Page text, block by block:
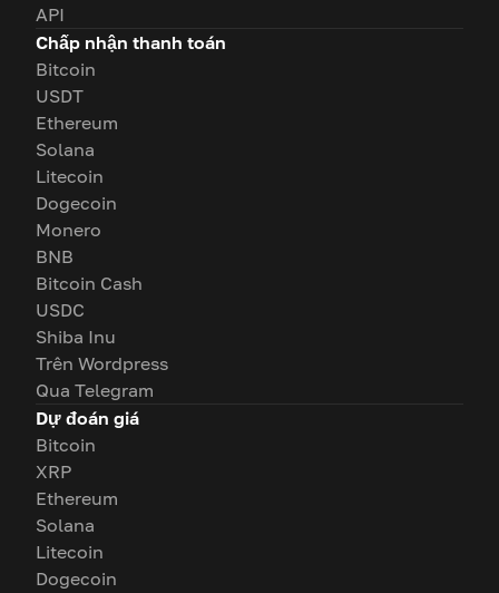
API
Chấp nhận thanh toán
Bitcoin
USDT
Ethereum
Solana
Litecoin
Dogecoin
Monero
BNB
Bitcoin Cash
USDC
Shiba Inu
Trên Wordpress
Qua Telegram
Dự đoán giá
Bitcoin
XRP
Ethereum
Solana
Litecoin
Dogecoin